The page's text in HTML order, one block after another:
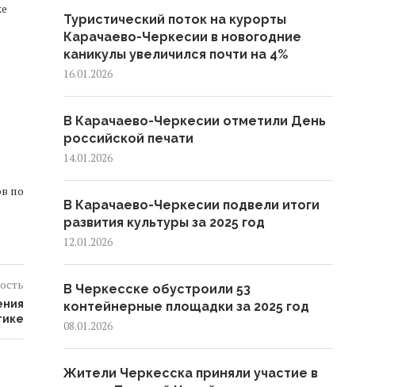
по
Туристический поток на курорты
Карачаево-Черкесии в новогодние
каникулы увеличился почти на 4%
16.01.2026
В Карачаево-Черкесии отметили День
российской печати
14.01.2026
В Карачаево-Черкесии подвели итоги
развития культуры за 2025 год
12.01.2026
В Черкесске обустроили 53
контейнерные площадки за 2025 год
08.01.2026
Жители Черкесска приняли участие в